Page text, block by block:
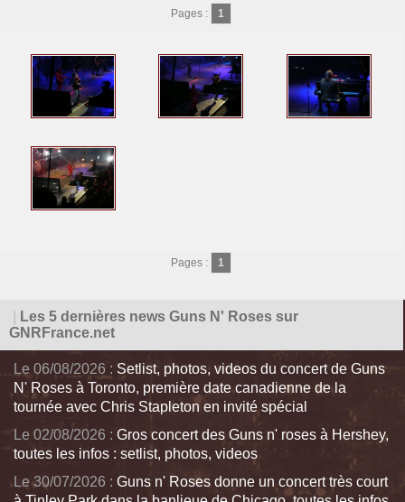
Pages : 1
Pages : 1
Les 5 dernières news Guns N' Roses sur
GNRFrance.net
Le 06/08/2026 : Setlist, photos, videos du concert de Guns
N' Roses à Toronto, première date canadienne de la
tournée avec Chris Stapleton en invité spécial
Le 02/08/2026 : Gros concert des Guns n' roses à Hershey,
toutes les infos : setlist, photos, videos
Le 30/07/2026 : Guns n' Roses donne un concert très court